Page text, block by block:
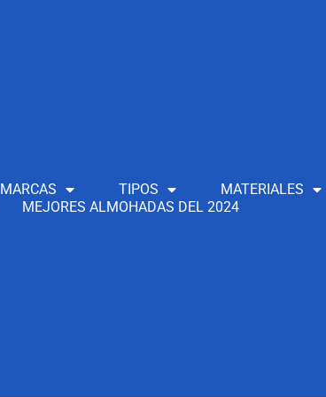
MARCAS TIPOS MATERIALES
MEJORES ALMOHADAS DEL 2024